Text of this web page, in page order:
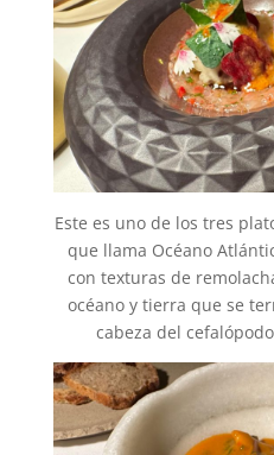
Este es uno de los tres
que llama Océano
con texturas de
océano y tierra que se
cabeza del